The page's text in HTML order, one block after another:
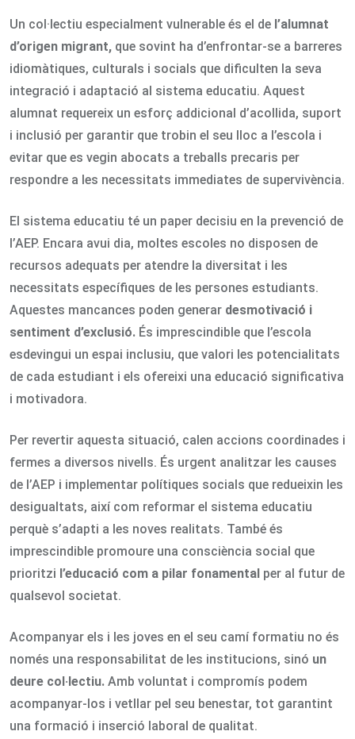
Un col·lectiu especialment vulnerable és el de l’alumnat
d’origen migrant, que sovint ha d’enfrontar-se a barreres
idiomàtiques, culturals i socials que dificulten la seva
integració i adaptació al sistema educatiu. Aquest
alumnat requereix un esforç addicional d’acollida, suport
i inclusió per garantir que trobin el seu lloc a l’escola i
evitar que es vegin abocats a treballs precaris per
respondre a les necessitats immediates de supervivència.
El sistema educatiu té un paper decisiu en la prevenció de
l’AEP. Encara avui dia, moltes escoles no disposen de
recursos adequats per atendre la diversitat i les
necessitats específiques de les persones estudiants.
Aquestes mancances poden generar desmotivació i
sentiment d’exclusió. És imprescindible que l’escola
esdevingui un espai inclusiu, que valori les potencialitats
de cada estudiant i els ofereixi una educació significativa
i motivadora.
Per revertir aquesta situació, calen accions coordinades i
fermes a diversos nivells. És urgent analitzar les causes
de l’AEP i implementar polítiques socials que redueixin les
desigualtats, així com reformar el sistema educatiu
perquè s’adapti a les noves realitats. També és
imprescindible promoure una consciència social que
prioritzi l’educació com a pilar fonamental per al futur de
qualsevol societat.
Acompanyar els i les joves en el seu camí formatiu no és
només una responsabilitat de les institucions, sinó un
deure col·lectiu. Amb voluntat i compromís podem
acompanyar-los i vetllar pel seu benestar, tot garantint
una formació i inserció laboral de qualitat.